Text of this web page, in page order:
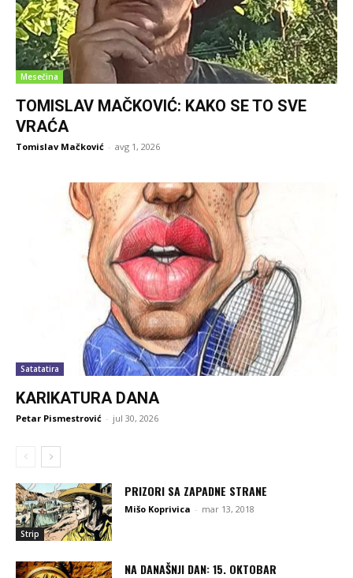
Mesečina
TOMISLAV MAČKOVIĆ: KAKO SE TO SVE
VRAĆA
Tomislav Mačković - avg 1, 2026
Satatatira
KARIKATURA DANA
Petar Pismestrović - jul 30, 2026
Strip
PRIZORI SA ZAPADNE STRANE
Mišo Koprivica - mar 13, 2018
NA DANAŠNJI DAN: 15. OKTOBAR